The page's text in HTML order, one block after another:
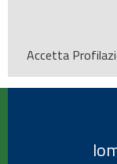
Accetta